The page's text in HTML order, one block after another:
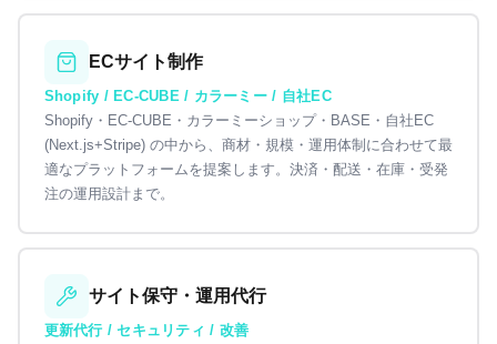
ECサイト制作
Shopify / EC-CUBE / カラーミー / 自社EC
Shopify・EC-CUBE・カラーミーショップ・BASE・自社EC
(Next.js+Stripe) の中から、商材・規模・運用体制に合わせて最
適なプラットフォームを提案します。決済・配送・在庫・受発
注の運用設計まで。
サイト保守・運用代行
更新代行 / セキュリティ / 改善